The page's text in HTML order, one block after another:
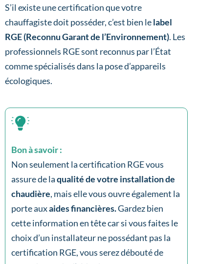
S’il existe une certification que votre
chauffagiste doit posséder, c’est bien lelabel
RGE (Reconnu Garant de l’Environnement). Les
professionnels RGE sont reconnus par l’État
comme spécialisés dans la pose d’appareils
écologiques.
Bon à savoir :
Non seulement la certification RGE vous
assure de laqualité de votre installation de
chaudière, mais elle vous ouvre également la
porte auxaides financières.Gardez bien
cette information en tête car si vous faites le
choix d’un installateur ne possédant pas la
certification RGE, vous serez débouté de